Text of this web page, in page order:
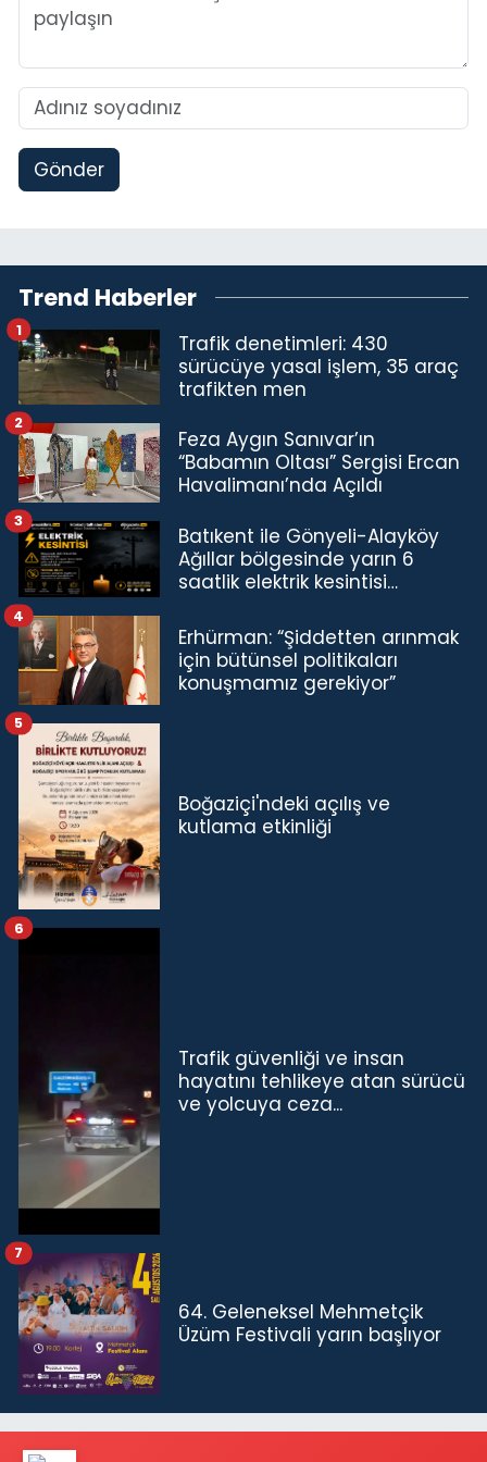
Gönder
Trend Haberler
Trafik denetimleri: 430
sürücüye yasal işlem, 35 araç
trafikten men
1
Feza Aygın Sanıvar’ın
“Babamın Oltası” Sergisi Ercan
Havalimanı’nda Açıldı
2
Batıkent ile Gönyeli-Alayköy
Ağıllar bölgesinde yarın 6
saatlik elektrik kesintisi…
3
Erhürman: “Şiddetten arınmak
için bütünsel politikaları
konuşmamız gerekiyor”
4
Boğaziçi'ndeki açılış ve
kutlama etkinliği
5
Trafik güvenliği ve insan
hayatını tehlikeye atan sürücü
ve yolcuya ceza...
6
64. Geleneksel Mehmetçik
Üzüm Festivali yarın başlıyor
7